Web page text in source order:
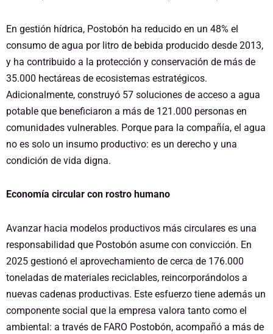
En gestión hídrica, Postobón ha reducido en un 48% el
consumo de agua por litro de bebida producido desde 2013,
y ha contribuido a la protección y conservación de más de
35.000 hectáreas de ecosistemas estratégicos.
Adicionalmente, construyó 57 soluciones de acceso a agua
potable que beneficiaron a más de 121.000 personas en
comunidades vulnerables. Porque para la compañía, el agua
no es solo un insumo productivo: es un derecho y una
condición de vida digna.
Economía circular con rostro humano
Avanzar hacia modelos productivos más circulares es una
responsabilidad que Postobón asume con convicción. En
2025 gestionó el aprovechamiento de cerca de 176.000
toneladas de materiales reciclables, reincorporándolos a
nuevas cadenas productivas. Este esfuerzo tiene además un
componente social que la empresa valora tanto como el
ambiental: a través de FARO Postobón, acompañó a más de